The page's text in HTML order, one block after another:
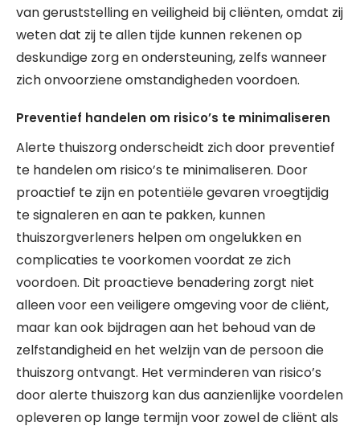
van geruststelling en veiligheid bij cliënten, omdat zij
weten dat zij te allen tijde kunnen rekenen op
deskundige zorg en ondersteuning, zelfs wanneer
zich onvoorziene omstandigheden voordoen.
Preventief handelen om risico’s te minimaliseren
Alerte thuiszorg onderscheidt zich door preventief
te handelen om risico’s te minimaliseren. Door
proactief te zijn en potentiële gevaren vroegtijdig
te signaleren en aan te pakken, kunnen
thuiszorgverleners helpen om ongelukken en
complicaties te voorkomen voordat ze zich
voordoen. Dit proactieve benadering zorgt niet
alleen voor een veiligere omgeving voor de cliënt,
maar kan ook bijdragen aan het behoud van de
zelfstandigheid en het welzijn van de persoon die
thuiszorg ontvangt. Het verminderen van risico’s
door alerte thuiszorg kan dus aanzienlijke voordelen
opleveren op lange termijn voor zowel de cliënt als